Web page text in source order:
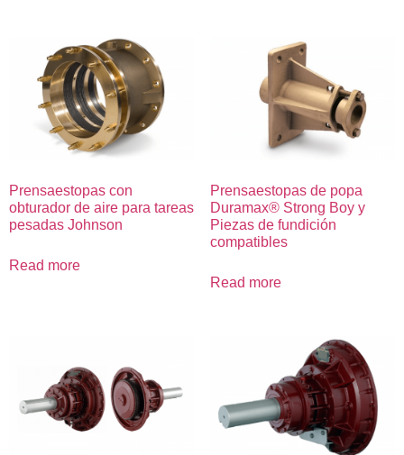
Prensaestopas con
obturador de aire para tareas
pesadas Johnson
Read more
Prensaestopas de popa
Duramax® Strong Boy y
Piezas de fundición
compatibles
Read more